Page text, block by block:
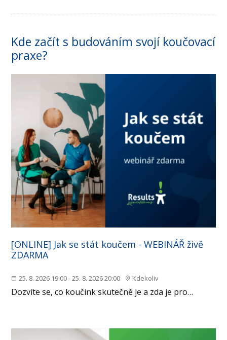
Kde začít s budováním svojí koučovací
praxe?
[ONLINE] Jak se stát koučem - WEBINÁŘ živě
ZDARMA
25. 8. 2026 19:00 - 25. 8. 2026 20:00 Kdekoliv
Dozvíte se, co koučink skutečně je a zda je pro…